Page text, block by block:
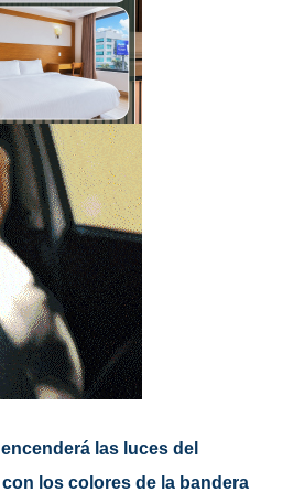
las luces del
los colores de la bandera